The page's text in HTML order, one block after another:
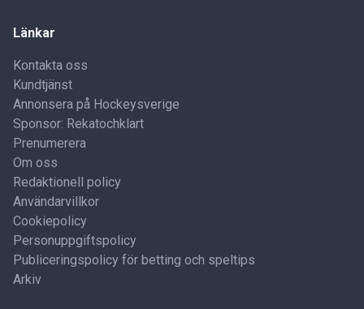
Länkar
Kontakta oss
Kundtjänst
Annonsera på Hockeysverige
Sponsor: Rekatochklart
Prenumerera
Om oss
Redaktionell policy
Användarvillkor
Cookiepolicy
Personuppgiftspolicy
Publiceringspolicy för betting och speltips
Arkiv